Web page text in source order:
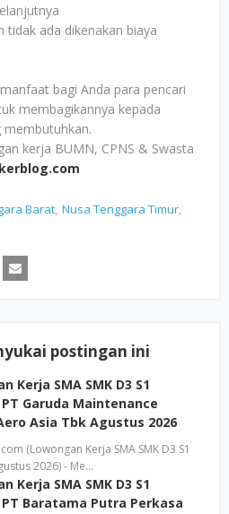
tidak ada dikenakan biaya
bagi Anda para pencari
membagikannya kepada
kerja BUMN, CPNS & Swasta
Barat Nusa Tenggara Timur
postingan ini
Kerja SMA SMK D3 S1
Garuda Maintenance
Asia Tbk Agustus 2026
(Lowongan Kerja SMA SMK D3 S1
2026) - Me…
Kerja SMA SMK D3 S1
Baratama Putra Perkasa